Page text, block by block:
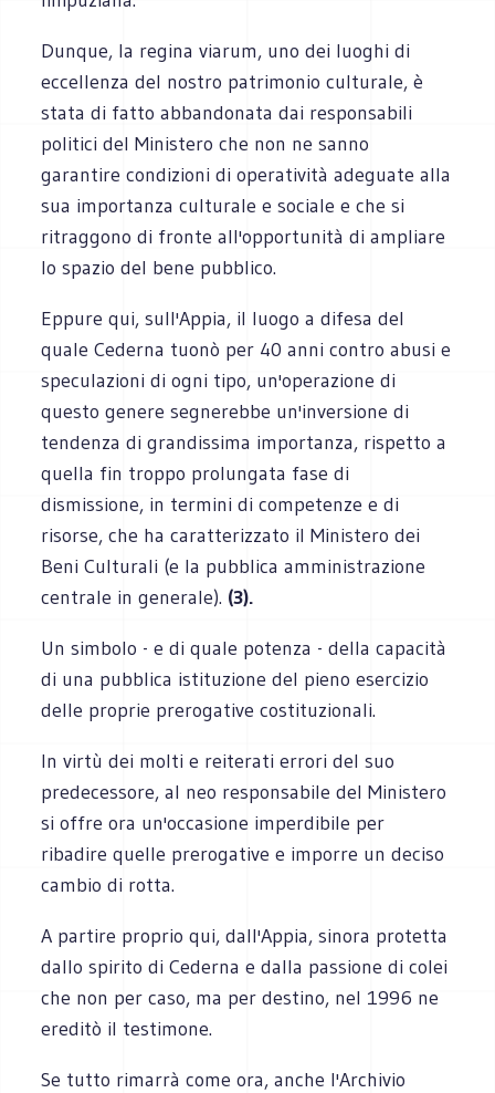
Dunque, la regina viarum, uno dei luoghi di
eccellenza del nostro patrimonio culturale, è
stata di fatto abbandonata dai responsabili
politici del Ministero che non ne sanno
garantire condizioni di operatività adeguate alla
sua importanza culturale e sociale e che si
ritraggono di fronte all'opportunità di ampliare
lo spazio del bene pubblico.
Eppure qui, sull'Appia, il luogo a difesa del
quale Cederna tuonò per 40 anni contro abusi e
speculazioni di ogni tipo, un'operazione di
questo genere segnerebbe un'inversione di
tendenza di grandissima importanza, rispetto a
quella fin troppo prolungata fase di
dismissione, in termini di competenze e di
risorse, che ha caratterizzato il Ministero dei
Beni Culturali (e la pubblica amministrazione
centrale in generale). (3).
Un simbolo - e di quale potenza - della capacità
di una pubblica istituzione del pieno esercizio
delle proprie prerogative costituzionali.
In virtù dei molti e reiterati errori del suo
predecessore, al neo responsabile del Ministero
si offre ora un'occasione imperdibile per
ribadire quelle prerogative e imporre un deciso
cambio di rotta.
A partire proprio qui, dall'Appia, sinora protetta
dallo spirito di Cederna e dalla passione di colei
che non per caso, ma per destino, nel 1996 ne
ereditò il testimone.
Se tutto rimarrà come ora, anche l'Archivio